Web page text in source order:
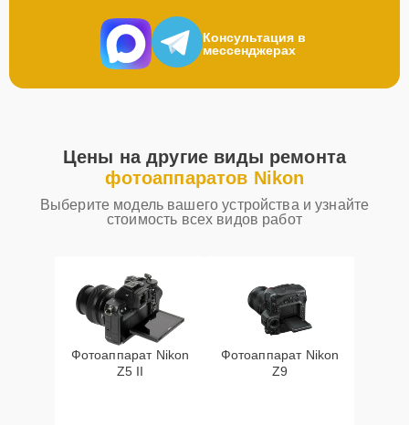
Консультация в
мессенджерах
Цены на другие виды ремонта
фотоаппаратов Nikon
Выберите модель вашего устройства и узнайте
стоимость всех видов работ
Фотоаппарат Nikon
Z5 II
Фотоаппарат Nikon
Z9